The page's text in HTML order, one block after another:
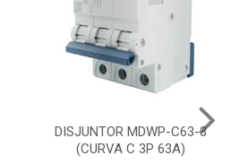
DISJUNTOR MDWP-C63-3
(CURVA C 3P 63A)